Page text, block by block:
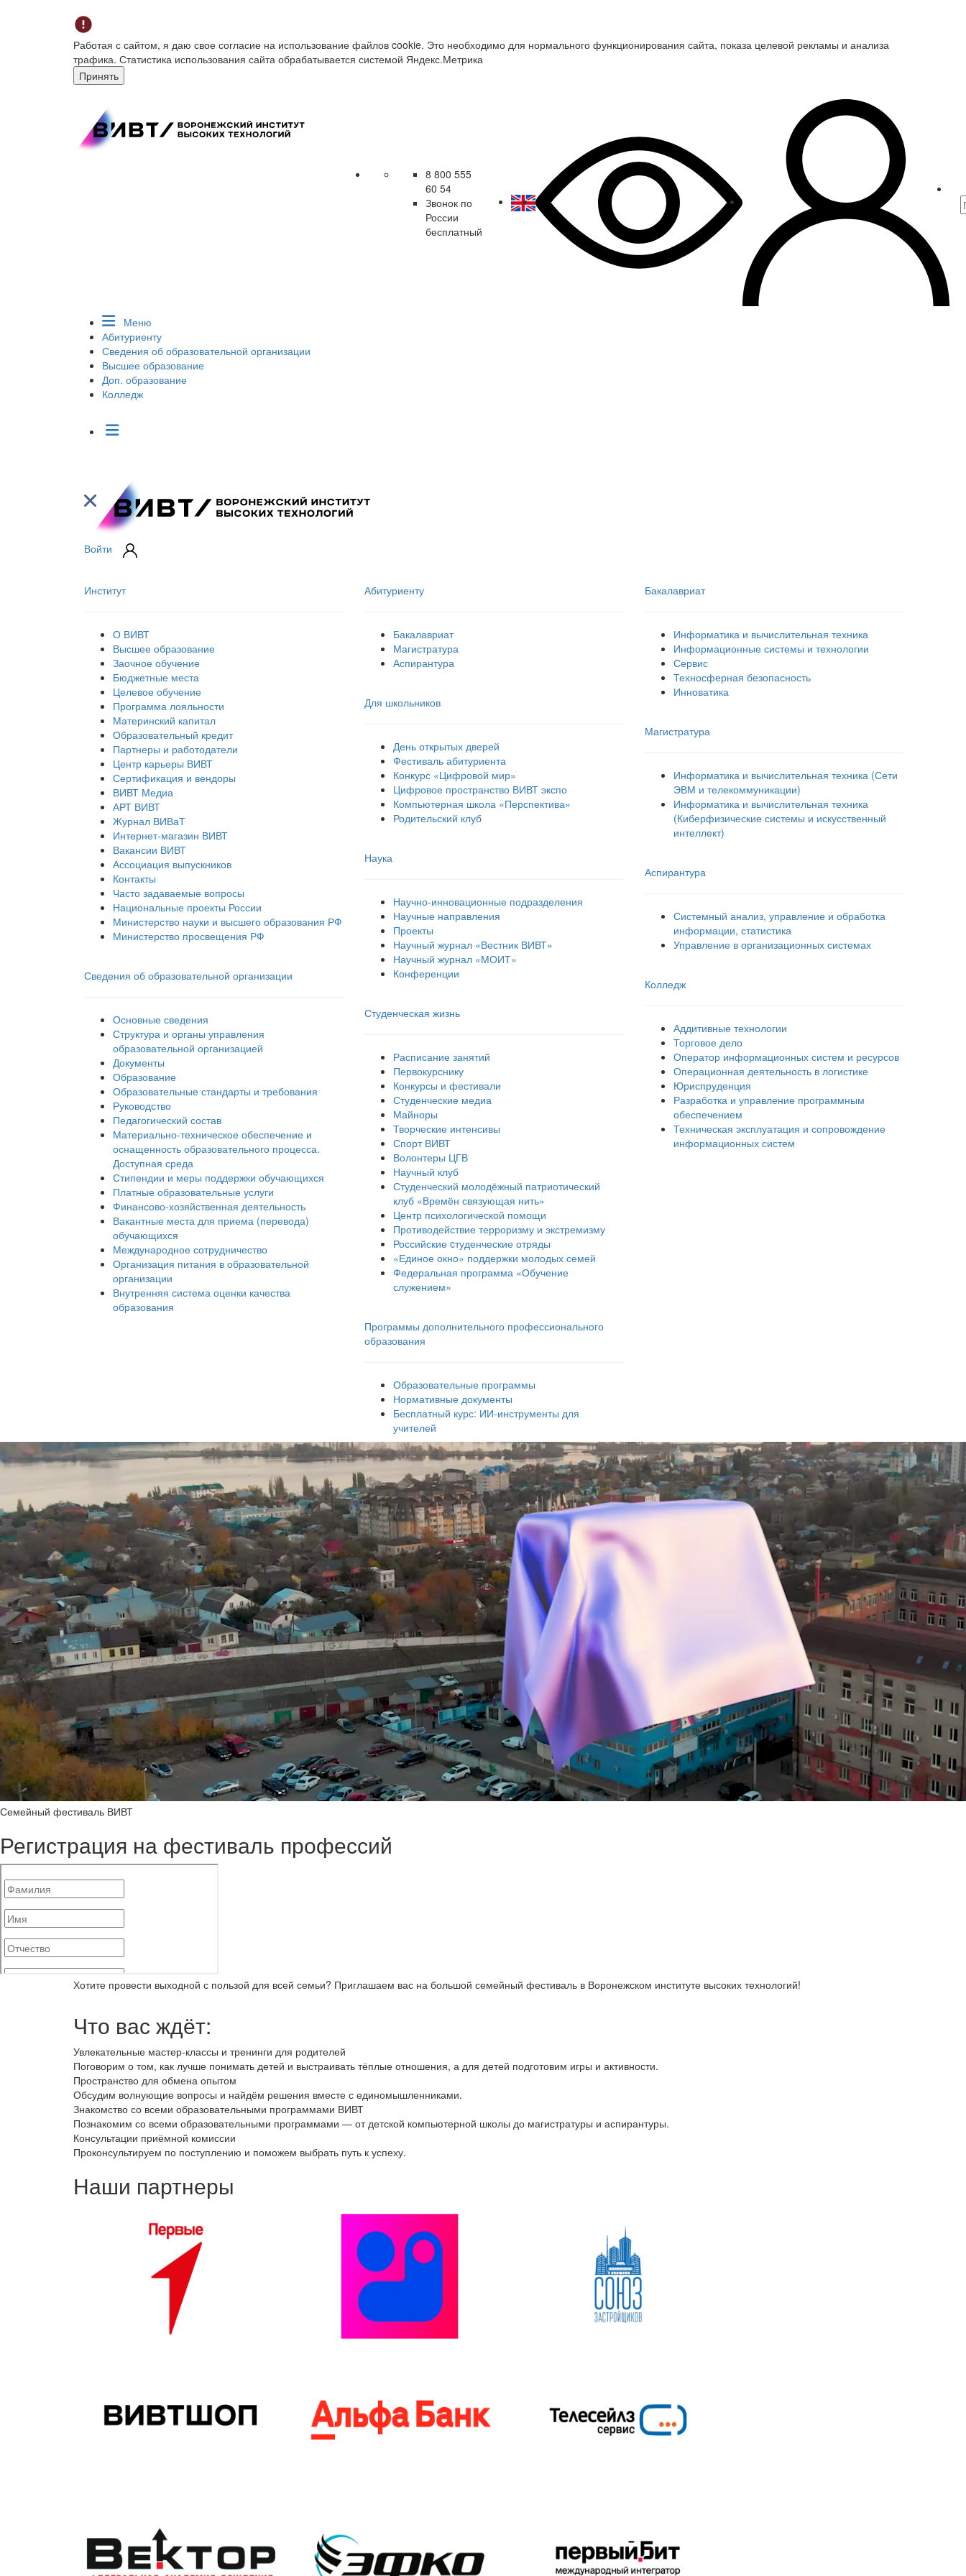
Работая с сайтом, я даю свое согласие на использование файлов cookie. Это необходимо для нормального функционирования сайта, показа целевой рекламы и анализа
трафика. Статистика использования сайта обрабатывается системой Яндекс.Метрика
Принять
8 800 555
60 54
Звонок по
России
бесплатный
Меню
Абитуриенту
Сведения об образовательной организации
Высшее образование
Доп. образование
Колледж
Войти
Институт
О ВИВТ
Высшее образование
Заочное обучение
Бюджетные места
Целевое обучение
Программа лояльности
Материнский капитал
Образовательный кредит
Партнеры и работодатели
Центр карьеры ВИВТ
Сертификация и вендоры
ВИВТ Медиа
АРТ ВИВТ
Журнал ВИВаТ
Интернет-магазин ВИВТ
Вакансии ВИВТ
Ассоциация выпускников
Контакты
Часто задаваемые вопросы
Национальные проекты России
Министерство науки и высшего образования РФ
Министерство просвещения РФ
Сведения об образовательной организации
Основные сведения
Структура и органы управления
образовательной организацией
Документы
Образование
Образовательные стандарты и требования
Руководство
Педагогический состав
Материально-техническое обеспечение и
оснащенность образовательного процесса.
Доступная среда
Стипендии и меры поддержки обучающихся
Платные образовательные услуги
Финансово-хозяйственная деятельность
Вакантные места для приема (перевода)
обучающихся
Международное сотрудничество
Организация питания в образовательной
организации
Внутренняя система оценки качества
образования
Абитуриенту
Бакалавриат
Магистратура
Аспирантура
Для школьников
День открытых дверей
Фестиваль абитуриента
Конкурс «Цифровой мир»
Цифровое пространство ВИВТ экспо
Компьютерная школа «Перспектива»
Родительский клуб
Наука
Научно-инновационные подразделения
Научные направления
Проекты
Научный журнал «Вестник ВИВТ»
Научный журнал «МОИТ»
Конференции
Студенческая жизнь
Расписание занятий
Первокурснику
Конкурсы и фестивали
Студенческие медиа
Майноры
Творческие интенсивы
Спорт ВИВТ
Волонтеры ЦГВ
Научный клуб
Студенческий молодёжный патриотический
клуб «Времён связующая нить»
Центр психологической помощи
Противодействие терроризму и экстремизму
Российские cтуденческие отряды
«Единое окно» поддержки молодых семей
Федеральная программа «Обучение
служением»
Программы дополнительного профессионального
образования
Образовательные программы
Нормативные документы
Бесплатный курс: ИИ‑инструменты для
учителей
Бакалавриат
Информатика и вычислительная техника
Информационные системы и технологии
Сервис
Техносферная безопасность
Инноватика
Магистратура
Информатика и вычислительная техника (Сети
ЭВМ и телекоммуникации)
Информатика и вычислительная техника
(Киберфизические системы и искусственный
интеллект)
Аспирантура
Системный анализ, управление и обработка
информации, статистика
Управление в организационных системах
Колледж
Аддитивные технологии
Торговое дело
Оператор информационных систем и ресурсов
Операционная деятельность в логистике
Юриспруденция
Разработка и управление программным
обеспечением
Техническая эксплуатация и сопровождение
информационных систем
Семейный фестиваль ВИВТ
Регистрация на фестиваль профессий
Хотите провести выходной с пользой для всей семьи? Приглашаем вас на большой семейный фестиваль в Воронежском институте высоких технологий!
Что вас ждёт:
Увлекательные мастер‑классы и тренинги для родителей
Поговорим о том, как лучше понимать детей и выстраивать тёплые отношения, а для детей подготовим игры и активности.
Пространство для обмена опытом
Обсудим волнующие вопросы и найдём решения вместе с единомышленниками.
Знакомство со всеми образовательными программами ВИВТ
Познакомим со всеми образовательными программами — от детской компьютерной школы до магистратуры и аспирантуры.
Консультации приёмной комиссии
Проконсультируем по поступлению и поможем выбрать путь к успеху.
Наши партнеры